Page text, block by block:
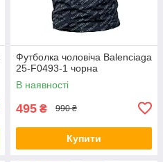
Футболка чоловіча Balenciaga
25-F0493-1 чорна
В наявності
495 ₴ 990 ₴
Купити